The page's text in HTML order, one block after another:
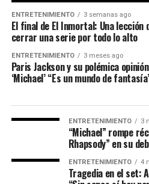
ENTRETENIMIENTO 3 semanas ago
El final de El Inmortal: Una lección
cerrar una serie por todo lo alto
ENTRETENIMIENTO 3 meses ago
Paris Jackson y su polémica
‘Michael’ “Es un mundo de
ENTRETENIMIENTO 3
“Michael” rompe
Rhapsody” en su
ENTRETENIMIENTO 4
Tragedia en el set: